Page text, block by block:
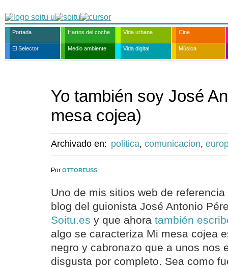
Portada Hartos del coche Vida urbana Cine
El Selector Medio ambiente Vida digital Música
Yo también soy José
mesa cojea)
Archivado en: politica, comunicacion,
Por OTTOREUSS
Uno de mis sitios web de
blog del guionista José Antonio
Soitu.es y que ahora también
algo se caracteriza Mi mesa cojea
negro y cabronazo que a unos nos
disgusta por completo. Sea como